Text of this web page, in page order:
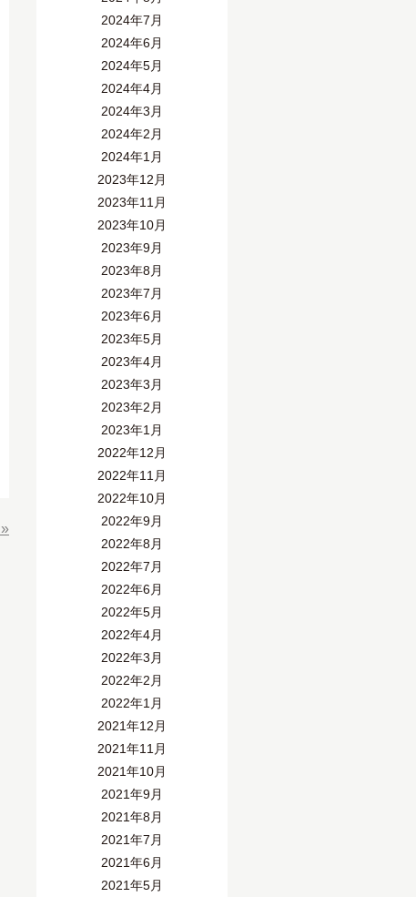
»
2024年7月
2024年6月
2024年5月
2024年4月
2024年3月
2024年2月
2024年1月
2023年12月
2023年11月
2023年10月
2023年9月
2023年8月
2023年7月
2023年6月
2023年5月
2023年4月
2023年3月
2023年2月
2023年1月
2022年12月
2022年11月
2022年10月
2022年9月
2022年8月
2022年7月
2022年6月
2022年5月
2022年4月
2022年3月
2022年2月
2022年1月
2021年12月
2021年11月
2021年10月
2021年9月
2021年8月
2021年7月
2021年6月
2021年5月